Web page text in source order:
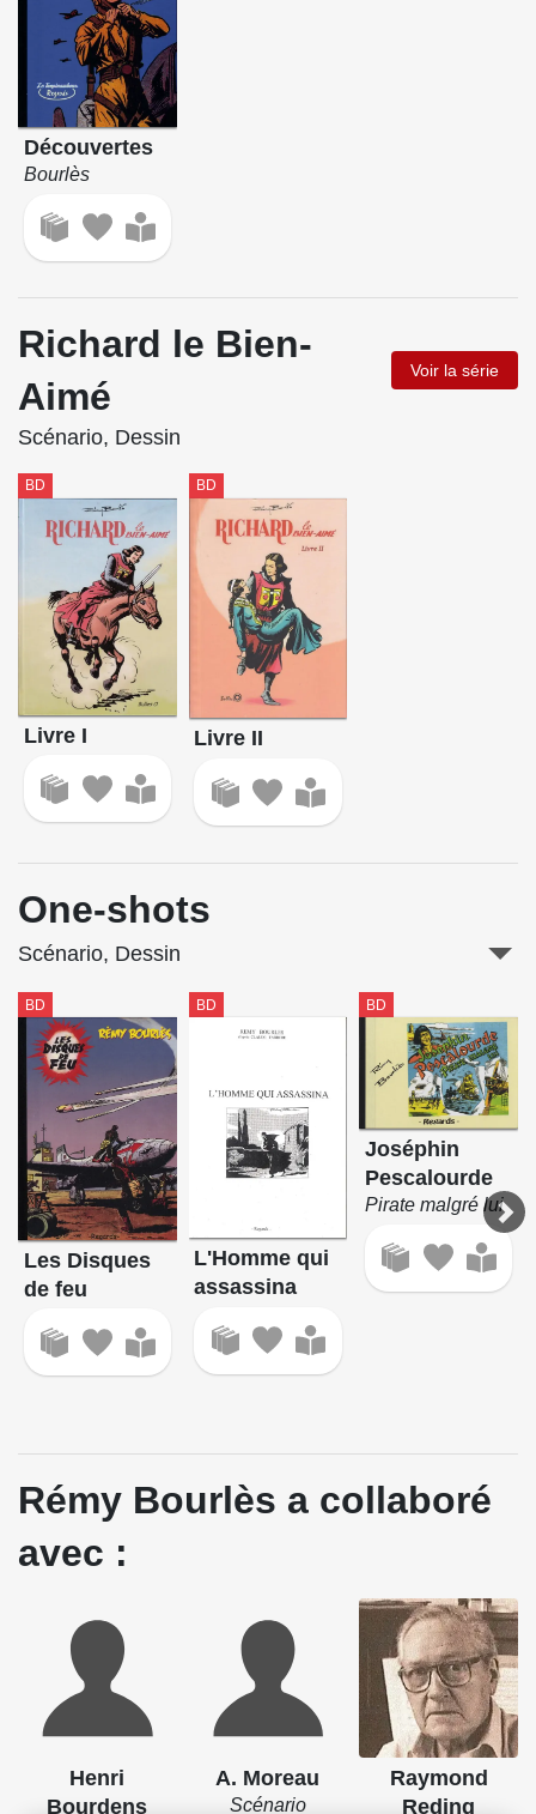
Découvertes
Bourlès
Richard le Bien-
Aimé
Voir la série
Scénario, Dessin
BD
Livre I
BD
Livre II
One-shots
Scénario, Dessin
BD
Les Disques
de feu
BD
L'Homme qui
assassina
BD
Joséphin
Pescalourde
Pirate malgré lui
Rémy Bourlès a collaboré
avec :
Henri
Bourdens
A. Moreau
Scénario
Raymond
Reding